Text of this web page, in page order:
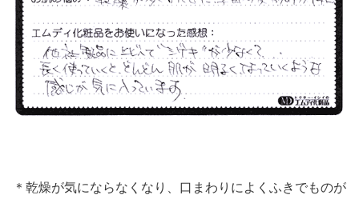
＊乾燥が気にならなくなり、口まわりによくふきでものが